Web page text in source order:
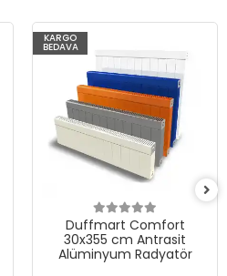
KARGO
BEDAVA
Duffmart Comfort
30x355 cm Antrasit
Alüminyum Radyatör